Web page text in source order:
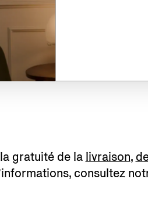
gratuité de la livraison,
consultez